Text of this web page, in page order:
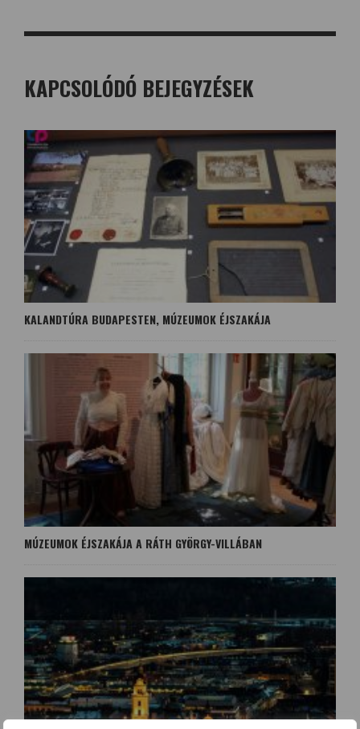
KAPCSOLÓDÓ BEJEGYZÉSEK
KALANDTÚRA BUDAPESTEN, MÚZEUMOK ÉJSZAKÁJA
MÚZEUMOK ÉJSZAKÁJA A RÁTH GYÖRGY-VILLÁBAN